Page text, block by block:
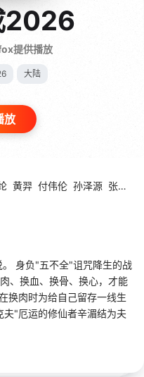
2026
提供播放
大陆
放
黄羿 付伟伦 孙泽源 张祎格
身负"五不全"诅咒降生的战
、换血、换骨、换心，才能
换肉时为给自己留存一线生
"厄运的修仙者辛湄结为夫